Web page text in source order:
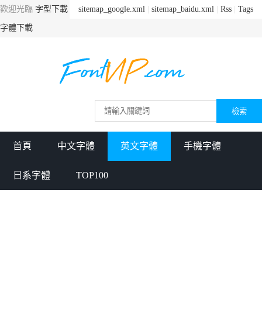
sitemap_google.xml sitemap_baidu.xml Rss Tags
歡迎光臨 字型下載
字體下載
首頁 中文字體 英文字體 手機字體
日系字體 TOP100